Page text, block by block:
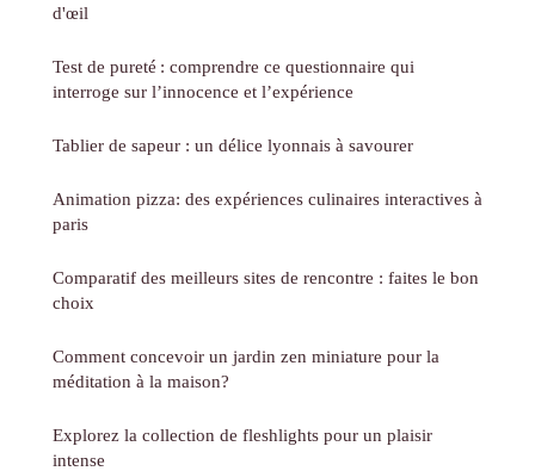
d'œil
Test de pureté : comprendre ce questionnaire qui
interroge sur l’innocence et l’expérience
Tablier de sapeur : un délice lyonnais à savourer
Animation pizza: des expériences culinaires interactives à
paris
Comparatif des meilleurs sites de rencontre : faites le bon
choix
Comment concevoir un jardin zen miniature pour la
méditation à la maison?
Explorez la collection de fleshlights pour un plaisir
intense